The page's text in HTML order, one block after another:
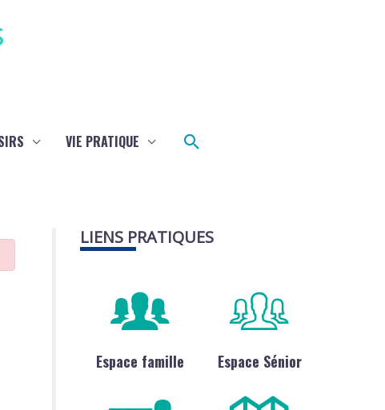
VIE PRATIQUE Rechercher
LIENS PRATIQUES
Espace famille Espace Sénior